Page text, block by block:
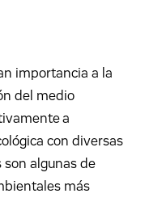
importancia a la
del medio
a
con diversas
algunas de
más